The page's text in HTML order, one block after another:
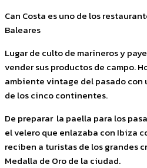
Can Costa es uno de los
Baleares
Lugar de culto de marineros y
vender sus productos de campo.
ambiente vintage del pasado
de los cinco continentes.
De preparar la paella para los
el velero que enlazaba con Ibiza
reciben a turistas de los grandes
Medalla de Oro de la ciudad.